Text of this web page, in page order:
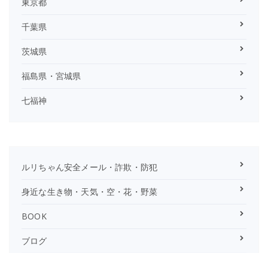
千葉県
茨城県
福島県・宮城県
七福神
ルリちゃん安全メール・詐欺・防犯
身近な生き物・天気・空・花・野菜
BOOK
ブログ